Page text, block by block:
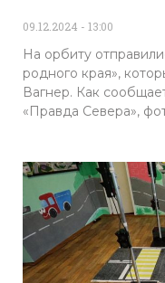
09.12.2024 13:00
На орбиту
родного края»,
Вагнер. Как
«Правда Севера»,